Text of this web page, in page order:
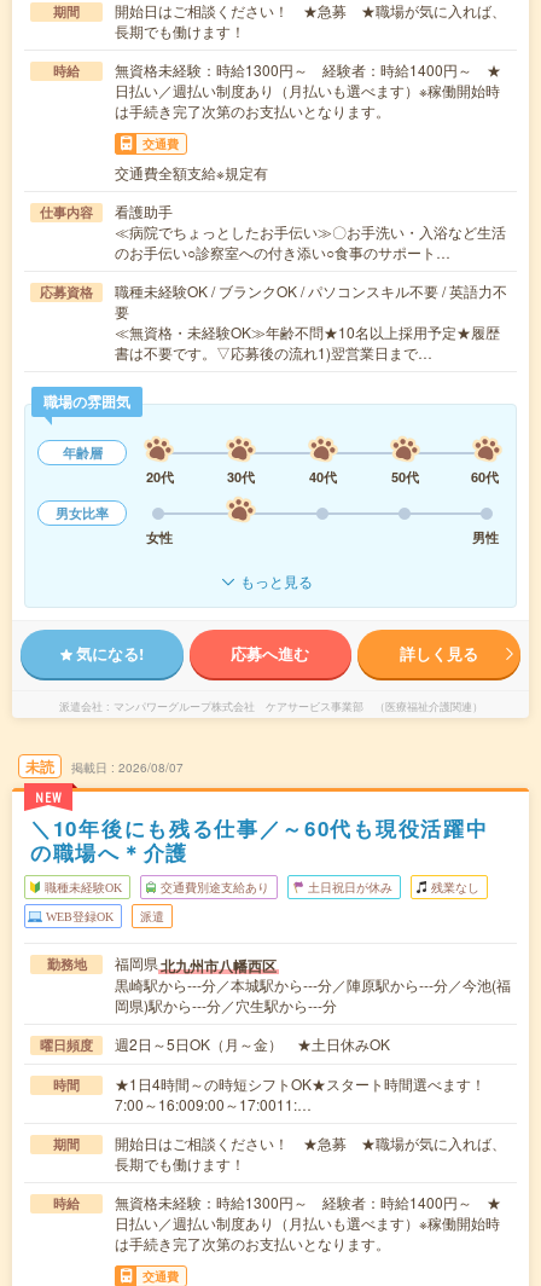
期間
開始日はご相談ください！ ★急募 ★職場が気に入れば、
長期でも働けます！
時給
無資格未経験：時給1300円～ 経験者：時給1400円～ ★
日払い／週払い制度あり（月払いも選べます）※稼働開始時
は手続き完了次第のお支払いとなります。
交通費
交通費全額支給※規定有
仕事内容
看護助手
≪病院でちょっとしたお手伝い≫〇お手洗い・入浴など生活
のお手伝い○診察室への付き添い○食事のサポート…
応募資格
職種未経験OK / ブランクOK / パソコンスキル不要 / 英語力不
要
≪無資格・未経験OK≫年齢不問★10名以上採用予定★履歴
書は不要です。▽応募後の流れ1)翌営業日まで…
職場の雰囲気
年齢層
20代
30代 40代 50代
60代
男女比率
女性
男性
もっと見る
気になる! 応募へ進む 詳しく見る
派遣会社 マンパワーグループ株式会社 ケアサービス事業部 （医療福祉介護関連）
未読
NEW
掲載日 2026/08/07
＼10年後にも残る仕事／～60代も現役活躍中
の職場へ＊介護
職種未経験OK 交通費別途支給あり 土日祝日が休み 残業なし
WEB登録OK 派遣
勤務地 福岡県北九州市八幡西区
黒崎駅から---分／本城駅から---分／陣原駅から---分／今池(福
岡県)駅から---分／穴生駅から---分
曜日頻度 週2日～5日OK（月～金） ★土日休みOK
時間
★1日4時間～の時短シフトOK★スタート時間選べます！
7:00～16:009:00～17:0011:…
期間
開始日はご相談ください！ ★急募 ★職場が気に入れば、
長期でも働けます！
時給
無資格未経験：時給1300円～ 経験者：時給1400円～ ★
日払い／週払い制度あり（月払いも選べます）※稼働開始時
は手続き完了次第のお支払いとなります。
交通費